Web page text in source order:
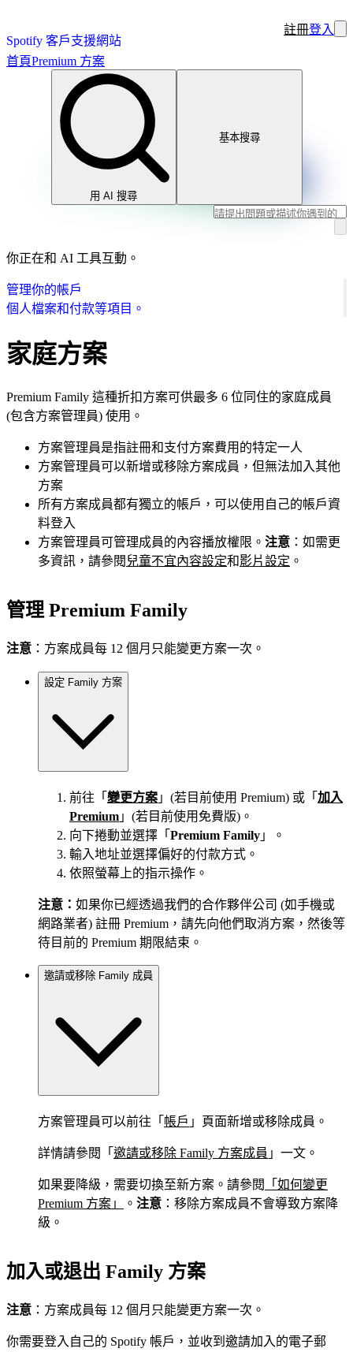
Spotify 客戶支援網站
註冊登入
首頁Premium 方案
用 AI 搜尋
基本搜尋
你正在和 AI 工具互動。
管理你的帳戶
個人檔案和付款等項目。
家庭方案
Premium Family 這種折扣方案可供最多 6 位同住的家庭成員
(包含方案管理員) 使用。
方案管理員是指註冊和支付方案費用的特定一人
方案管理員可以新增或移除方案成員，但無法加入其他
方案
所有方案成員都有獨立的帳戶，可以使用自己的帳戶資
料登入
方案管理員可管理成員的內容播放權限。 注意 ：如需更
多資訊，請參閱 兒童不宜內容設定和影片設定 。
管理 Premium Family
注意 ：方案成員每 12 個月只能變更方案一次。
設定 Family 方案
前往「 變更方案 」(若目前使用 Premium) 或「 加入
Premium 」(若目前使用免費版)。
向下捲動並選擇「 Premium Family 」。
輸入地址並選擇偏好的付款方式。
依照螢幕上的指示操作。
注意： 如果你已經透過我們的合作夥伴公司 (如手機或
網路業者) 註冊 Premium，請先向他們取消方案，然後等
待目前的 Premium 期限結束。
邀請或移除 Family 成員
方案管理員可以前往「 帳戶 」頁面新增或移除成員。
詳情請參閱「 邀請或移除 Family 方案成員 」一文。
如果要降級，需要切換至新方案。請參閱
「如何變更
Premium 方案」
。 注意 ：移除方案成員不會導致方案降
級。
加入或退出 Family 方案
注意 ：方案成員每 12 個月只能變更方案一次。
你需要登入自己的 Spotify 帳戶，並收到邀請加入的電子郵